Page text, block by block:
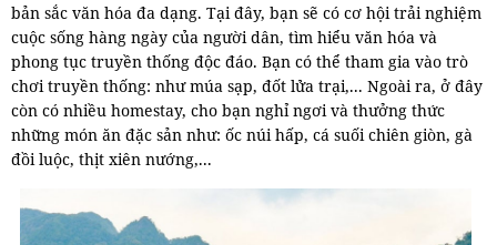
bản sắc văn hóa đa dạng. Tại đây, bạn sẽ có cơ hội trải nghiệm
cuộc sống hàng ngày của người dân, tìm hiểu văn hóa và
phong tục truyền thống độc đáo. Bạn có thể tham gia vào trò
chơi truyền thống: như múa sạp, đốt lửa trại,... Ngoài ra, ở đây
còn có nhiều homestay, cho bạn nghỉ ngơi và thưởng thức
những món ăn đặc sản như: ốc núi hấp, cá suối chiên giòn, gà
đồi luộc, thịt xiên nướng,...